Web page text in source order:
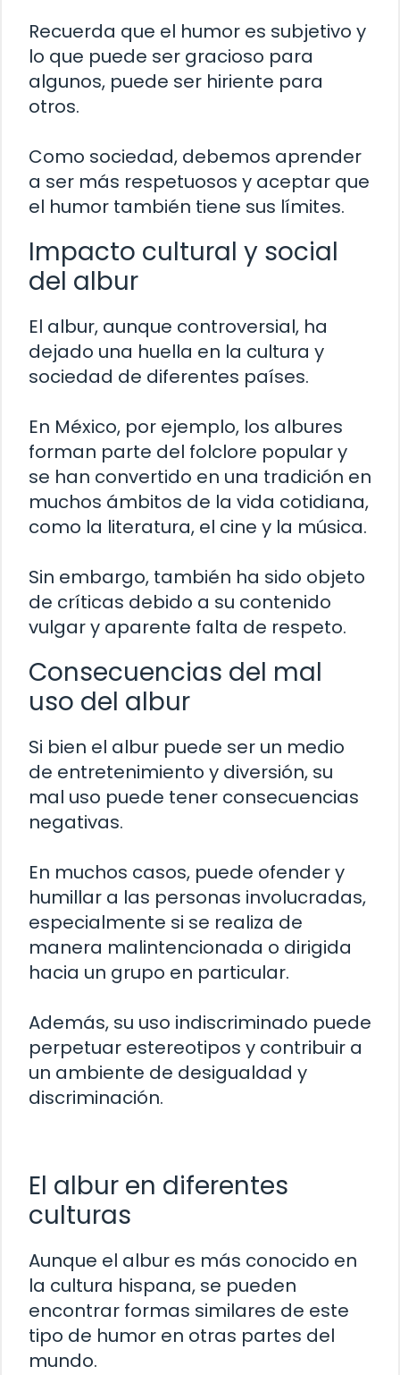
Recuerda que el humor es subjetivo y
lo que puede ser gracioso para
algunos, puede ser hiriente para
otros.
Como sociedad, debemos aprender
a ser más respetuosos y aceptar que
el humor también tiene sus límites.
Impacto cultural y social
del albur
El albur, aunque controversial, ha
dejado una huella en la cultura y
sociedad de diferentes países.
En México, por ejemplo, los albures
forman parte del folclore popular y
se han convertido en una tradición en
muchos ámbitos de la vida cotidiana,
como la literatura, el cine y la música.
Sin embargo, también ha sido objeto
de críticas debido a su contenido
vulgar y aparente falta de respeto.
Consecuencias del mal
uso del albur
Si bien el albur puede ser un medio
de entretenimiento y diversión, su
mal uso puede tener consecuencias
negativas.
En muchos casos, puede ofender y
humillar a las personas involucradas,
especialmente si se realiza de
manera malintencionada o dirigida
hacia un grupo en particular.
Además, su uso indiscriminado puede
perpetuar estereotipos y contribuir a
un ambiente de desigualdad y
discriminación.
El albur en diferentes
culturas
Aunque el albur es más conocido en
la cultura hispana, se pueden
encontrar formas similares de este
tipo de humor en otras partes del
mundo.